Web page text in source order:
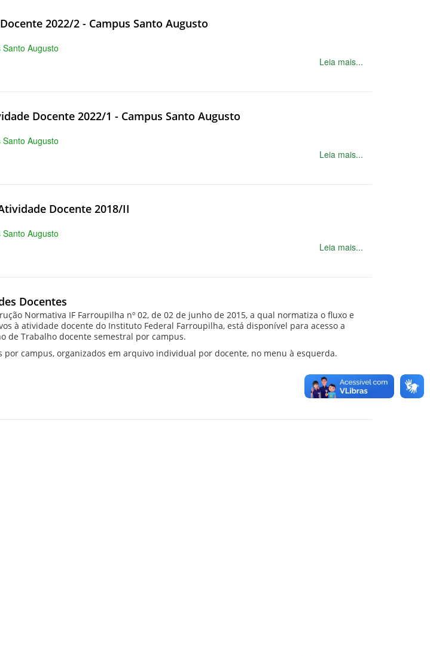
2022/2 - Campus Santo Augusto
Santo Augusto
Leia mais...
Docente 2022/1 - Campus Santo Augusto
Santo Augusto
Leia mais...
Docente 2018/II
Santo Augusto
Leia mais...
Docentes
Normativa IF Farroupilha nº 02, de 02 de junho de 2015, a qual normatiza o fluxo e
à atividade docente do Instituto Federal Farroupilha, está disponível para acesso a
de Trabalho docente semestral por campus.
por campus, organizados em arquivo individual por docente, no menu à esquerda.
Leia mais...